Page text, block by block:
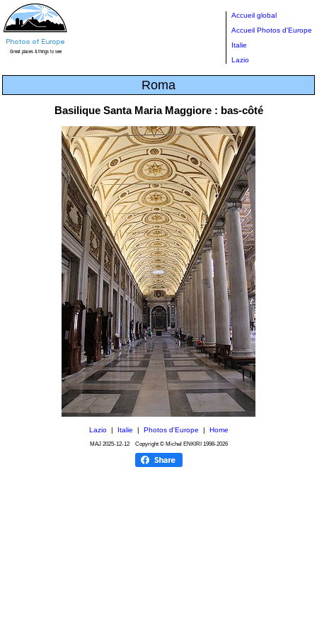
Accueil global
Accueil Photos d'Europe
Italie
Lazio
Roma
Basilique Santa Maria Maggiore : bas-côté
Lazio| Italie Photos d'Europe Home
MAJ 2025-12-12Copyright © Michel ENKIRI 1998-2026